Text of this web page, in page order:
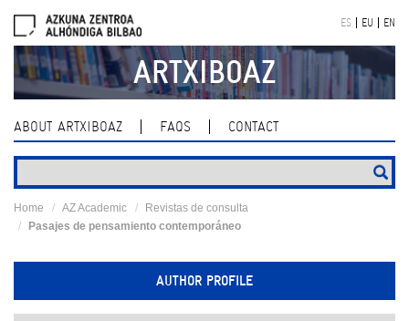
navigation
ES EU EN
ARTXIBOAZ
ABOUT ARTXIBOAZ FAQS CONTACT
Home AZ Academic
Revistas de consulta
Pasajes de pensamiento contemporáneo
AUTHOR PROFILE